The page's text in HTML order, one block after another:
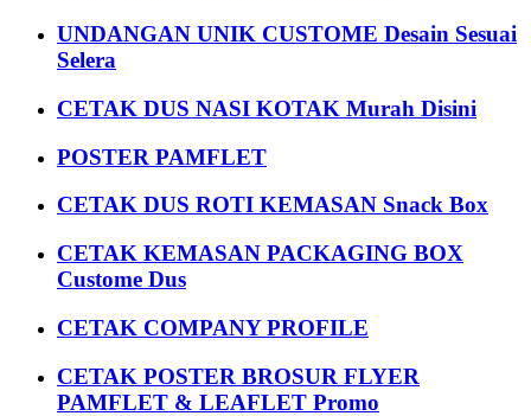
UNDANGAN UNIK CUSTOME Desain Sesuai
Selera
CETAK DUS NASI KOTAK Murah Disini
POSTER PAMFLET
CETAK DUS ROTI KEMASAN Snack Box
CETAK KEMASAN PACKAGING BOX
Custome Dus
CETAK COMPANY PROFILE
CETAK POSTER BROSUR FLYER
PAMFLET & LEAFLET Promo